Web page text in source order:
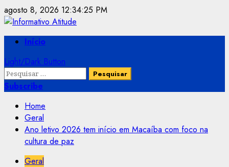
Skip
to
content
agosto 8, 2026 12:34:25 PM
PrimaryInício
Light/Dark Button
Pesquisar
por:
Subscribe
Home
Geral
Ano letivo 2026 tem início em Macaíba com foco na
cultura de paz
Geral